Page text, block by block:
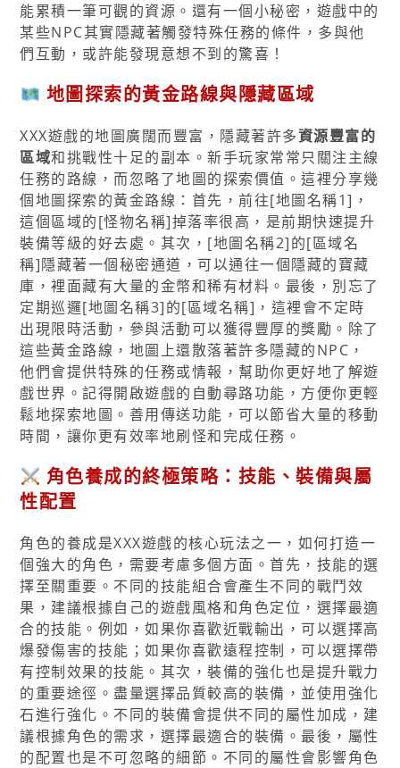
能累積一筆可觀的資源。還有一個小秘密，遊戲中的
某些NPC其實隱藏著觸發特殊任務的條件，多與他
們互動，或許能發現意想不到的驚喜！
地圖探索的黃金路線與隱藏區域
XXX遊戲的地圖廣闊而豐富，隱藏著許多資源豐富的
區域和挑戰性十足的副本。新手玩家常常只關注主線
任務的路線，而忽略了地圖的探索價值。這裡分享幾
個地圖探索的黃金路線：首先，前往[地圖名稱1]，
這個區域的[怪物名稱]掉落率很高，是前期快速提升
裝備等級的好去處。其次，[地圖名稱2]的[區域名
稱]隱藏著一個秘密通道，可以通往一個隱藏的寶藏
庫，裡面藏有大量的金幣和稀有材料。最後，別忘了
定期巡邏[地圖名稱3]的[區域名稱]，這裡會不定時
出現限時活動，參與活動可以獲得豐厚的獎勵。除了
這些黃金路線，地圖上還散落著許多隱藏的NPC，
他們會提供特殊的任務或情報，幫助你更好地了解遊
戲世界。記得開啟遊戲的自動尋路功能，方便你更輕
鬆地探索地圖。善用傳送功能，可以節省大量的移動
時間，讓你更有效率地刷怪和完成任務。
角色養成的終極策略：技能、裝備與屬
性配置
角色的養成是XXX遊戲的核心玩法之一，如何打造一
個強大的角色，需要考慮多個方面。首先，技能的選
擇至關重要。不同的技能組合會產生不同的戰鬥效
果，建議根據自己的遊戲風格和角色定位，選擇最適
合的技能。例如，如果你喜歡近戰輸出，可以選擇高
爆發傷害的技能；如果你喜歡遠程控制，可以選擇帶
有控制效果的技能。其次，裝備的強化也是提升戰力
的重要途徑。盡量選擇品質較高的裝備，並使用強化
石進行強化。不同的裝備會提供不同的屬性加成，建
議根據角色的需求，選擇最適合的裝備。最後，屬性
的配置也是不可忽略的細節。不同的屬性會影響角色